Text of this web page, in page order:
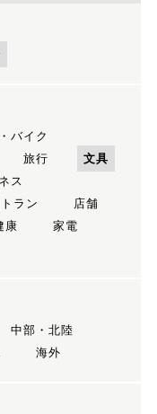
バイク
旅行
文具
ス
ラン
店舗
康
家電
中部・北陸
海外